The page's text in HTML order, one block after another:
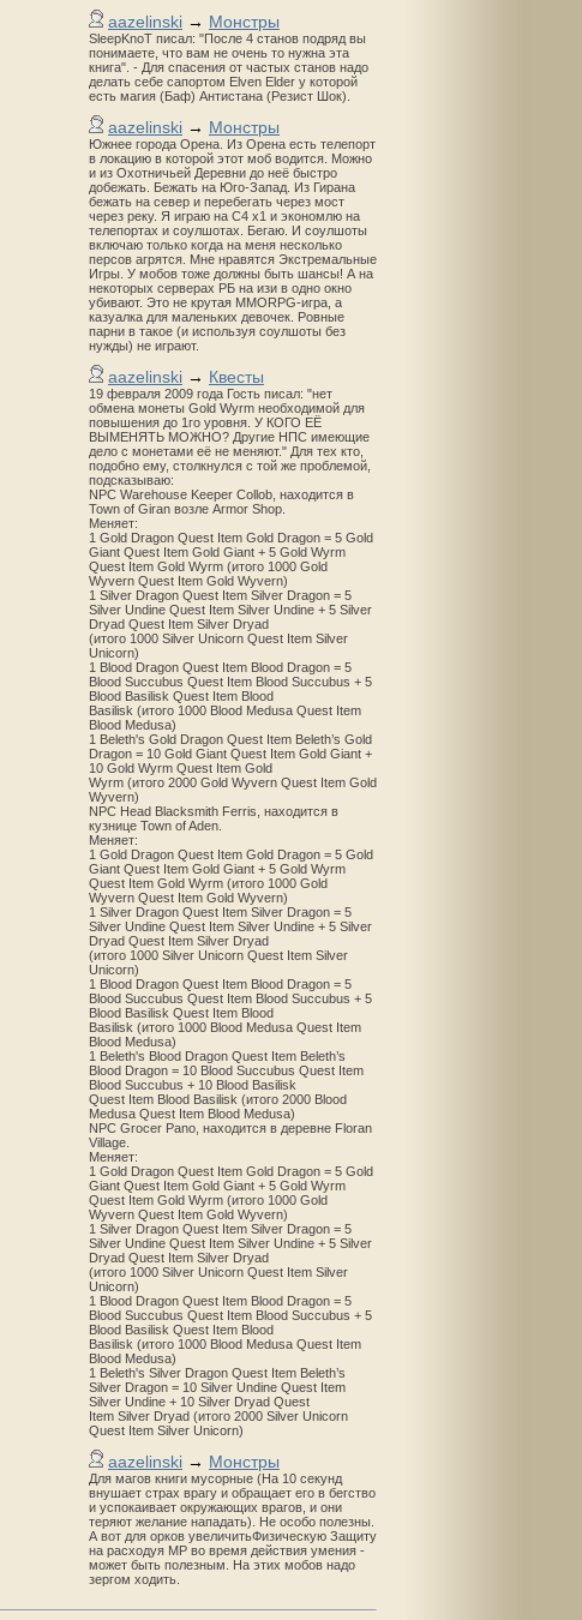
aazelinski → Монстры
SleepKnoT писал: "После 4 станов подряд вы
понимаете, что вам не очень то нужна эта
книга". - Для спасения от частых станов надо
делать себе сапортом Elven Elder у которой
есть магия (Баф) Антистана (Резист Шок).
aazelinski → Монстры
Южнее города Орена. Из Орена есть телепорт
в локацию в которой этот моб водится. Можно
и из Охотничьей Деревни до неё быстро
добежать. Бежать на Юго-Запад. Из Гирана
бежать на север и перебегать через мост
через реку. Я играю на С4 х1 и экономлю на
телепортах и соулшотах. Бегаю. И соулшоты
включаю только когда на меня несколько
персов агрятся. Мне нравятся Экстремальные
Игры. У мобов тоже должны быть шансы! А на
некоторых серверах РБ на изи в одно окно
убивают. Это не крутая MMORPG-игра, а
казуалка для маленьких девочек. Ровные
парни в такое (и используя соулшоты без
нужды) не играют.
aazelinski → Квесты
19 февраля 2009 года Гость писал: "нет
обмена монеты Gold Wyrm необходимой для
повышения до 1го уровня. У КОГО ЕЁ
ВЫМЕНЯТЬ МОЖНО? Другие НПС имеющие
дело с монетами её не меняют." Для тех кто,
подобно ему, столкнулся с той же проблемой,
подсказываю:
NPC Warehouse Keeper Collob, находится в
Town of Giran возле Armor Shop.
Меняет:
1 Gold Dragon Quest Item Gold Dragon = 5 Gold
Giant Quest Item Gold Giant + 5 Gold Wyrm
Quest Item Gold Wyrm (итого 1000 Gold
Wyvern Quest Item Gold Wyvern)
1 Silver Dragon Quest Item Silver Dragon = 5
Silver Undine Quest Item Silver Undine + 5 Silver
Dryad Quest Item Silver Dryad
(итого 1000 Silver Unicorn Quest Item Silver
Unicorn)
1 Blood Dragon Quest Item Blood Dragon = 5
Blood Succubus Quest Item Blood Succubus + 5
Blood Basilisk Quest Item Blood
Basilisk (итого 1000 Blood Medusa Quest Item
Blood Medusa)
1 Beleth's Gold Dragon Quest Item Beleth’s Gold
Dragon = 10 Gold Giant Quest Item Gold Giant +
10 Gold Wyrm Quest Item Gold
Wyrm (итого 2000 Gold Wyvern Quest Item Gold
Wyvern)
NPC Head Blacksmith Ferris, находится в
кузнице Town of Aden.
Меняет:
1 Gold Dragon Quest Item Gold Dragon = 5 Gold
Giant Quest Item Gold Giant + 5 Gold Wyrm
Quest Item Gold Wyrm (итого 1000 Gold
Wyvern Quest Item Gold Wyvern)
1 Silver Dragon Quest Item Silver Dragon = 5
Silver Undine Quest Item Silver Undine + 5 Silver
Dryad Quest Item Silver Dryad
(итого 1000 Silver Unicorn Quest Item Silver
Unicorn)
1 Blood Dragon Quest Item Blood Dragon = 5
Blood Succubus Quest Item Blood Succubus + 5
Blood Basilisk Quest Item Blood
Basilisk (итого 1000 Blood Medusa Quest Item
Blood Medusa)
1 Beleth's Blood Dragon Quest Item Beleth’s
Blood Dragon = 10 Blood Succubus Quest Item
Blood Succubus + 10 Blood Basilisk
Quest Item Blood Basilisk (итого 2000 Blood
Medusa Quest Item Blood Medusa)
NPC Grocer Pano, находится в деревне Floran
Village.
Меняет:
1 Gold Dragon Quest Item Gold Dragon = 5 Gold
Giant Quest Item Gold Giant + 5 Gold Wyrm
Quest Item Gold Wyrm (итого 1000 Gold
Wyvern Quest Item Gold Wyvern)
1 Silver Dragon Quest Item Silver Dragon = 5
Silver Undine Quest Item Silver Undine + 5 Silver
Dryad Quest Item Silver Dryad
(итого 1000 Silver Unicorn Quest Item Silver
Unicorn)
1 Blood Dragon Quest Item Blood Dragon = 5
Blood Succubus Quest Item Blood Succubus + 5
Blood Basilisk Quest Item Blood
Basilisk (итого 1000 Blood Medusa Quest Item
Blood Medusa)
1 Beleth's Silver Dragon Quest Item Beleth’s
Silver Dragon = 10 Silver Undine Quest Item
Silver Undine + 10 Silver Dryad Quest
Item Silver Dryad (итого 2000 Silver Unicorn
Quest Item Silver Unicorn)
aazelinski → Монстры
Для магов книги мусорные (На 10 секунд
внушает страх врагу и обращает его в бегство
и успокаивает окружающих врагов, и они
теряют желание нападать). Не особо полезны.
А вот для орков увеличитьФизическую Защиту
на расходуя MP во время действия умения -
может быть полезным. На этих мобов надо
зергом ходить.